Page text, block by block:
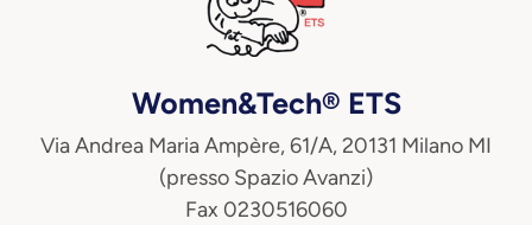
Women&Tech® ETS
Via Andrea Maria Ampère, 61/A, 20131 Milano MI
(presso Spazio Avanzi)
Fax 0230516060